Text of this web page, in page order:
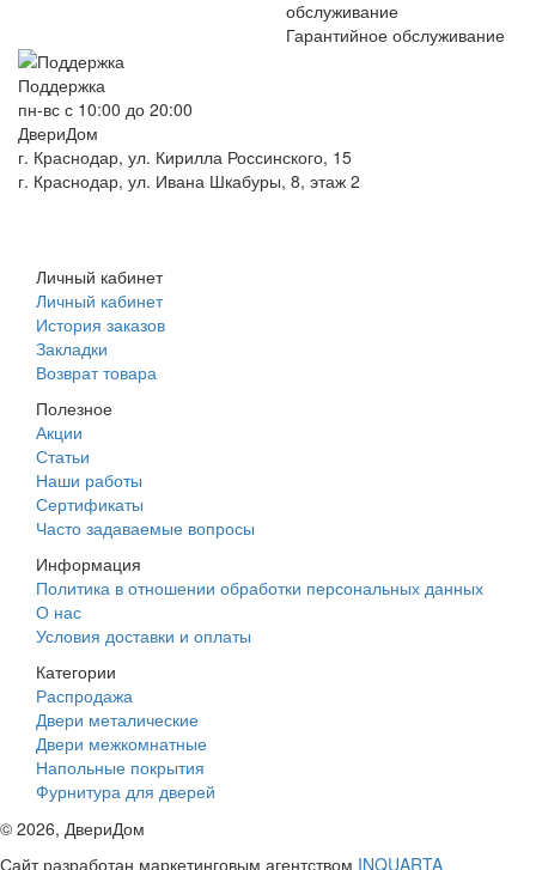
Гарантийное обслуживание
Поддержка
пн-вс с 10:00 до 20:00
ДвериДом
г. Краснодар, ул. Кирилла Россинского, 15
г. Краснодар, ул. Ивана Шкабуры, 8, этаж 2
Личный кабинет
Личный кабинет
История заказов
Закладки
Возврат товара
Полезное
Акции
Статьи
Наши работы
Сертификаты
Часто задаваемые вопросы
Информация
Политика в отношении обработки персональных данных
О нас
Условия доставки и оплаты
Категории
Распродажа
Двери металические
Двери межкомнатные
Напольные покрытия
Фурнитура для дверей
© 2026, ДвериДом
Сайт разработан маркетинговым агентством INQUARTA